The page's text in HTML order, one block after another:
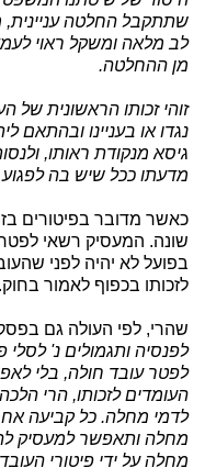
שתתקבל החלטה
לב מלאה ומשקל ראוי
מן ההחלטה.
זוהי זכותו הראשונית של
נגדו או בעניינו ובהתאם
גיסא מנקודת ראותו,
מדעתו ככל שיש בה לפגוע
כאשר מדובר בפיטורים
שונה. המעסיק רשאי לפטר
בפועל לא יהיה לפני
לזכותו בכפוף לאמור
שהרי, לפי העולה גם
לפנסיה ותגמולים נ' לסלי
לפטר עובד חולה, בלי
העומדים לזכותו, הרי
לדמי מחלה. כל קביעה
מחלה ותאפשר למעסיק
מחלה על ידי פיטורי